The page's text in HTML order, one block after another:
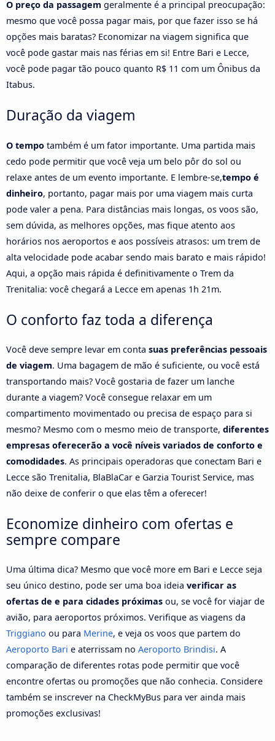
O preço da passagem geralmente é a principal preocupação:
mesmo que você possa pagar mais, por que fazer isso se há
opções mais baratas? Economizar na viagem significa que
você pode gastar mais nas férias em si! Entre Bari e Lecce,
você pode pagar tão pouco quanto R$ 11 com um Ônibus da
Itabus.
Duração da viagem
O tempo também é um fator importante. Uma partida mais
cedo pode permitir que você veja um belo pôr do sol ou
relaxe antes de um evento importante. E lembre-se,tempo é
dinheiro, portanto, pagar mais por uma viagem mais curta
pode valer a pena. Para distâncias mais longas, os voos são,
sem dúvida, as melhores opções, mas fique atento aos
horários nos aeroportos e aos possíveis atrasos: um trem de
alta velocidade pode acabar sendo mais barato e mais rápido!
Aqui, a opção mais rápida é definitivamente o Trem da
Trenitalia: você chegará a Lecce em apenas 1h 21m.
O conforto faz toda a diferença
Você deve sempre levar em conta suas preferências pessoais
de viagem. Uma bagagem de mão é suficiente, ou você está
transportando mais? Você gostaria de fazer um lanche
durante a viagem? Você consegue relaxar em um
compartimento movimentado ou precisa de espaço para si
mesmo? Mesmo com o mesmo meio de transporte, diferentes
empresas oferecerão a você níveis variados de conforto e
comodidades. As principais operadoras que conectam Bari e
Lecce são Trenitalia, BlaBlaCar e Garzia Tourist Service, mas
não deixe de conferir o que elas têm a oferecer!
Economize dinheiro com ofertas e
sempre compare
Uma última dica? Mesmo que você more em Bari e Lecce seja
seu único destino, pode ser uma boa ideia verificar as
ofertas de e para cidades próximas ou, se você for viajar de
avião, para aeroportos próximos. Verifique as viagens da
Triggiano ou para Merine, e veja os voos que partem do
Aeroporto Bari e aterrissam no Aeroporto Brindisi. A
comparação de diferentes rotas pode permitir que você
encontre ofertas ou promoções que não conhecia. Considere
também se inscrever na CheckMyBus para ver ainda mais
promoções exclusivas!